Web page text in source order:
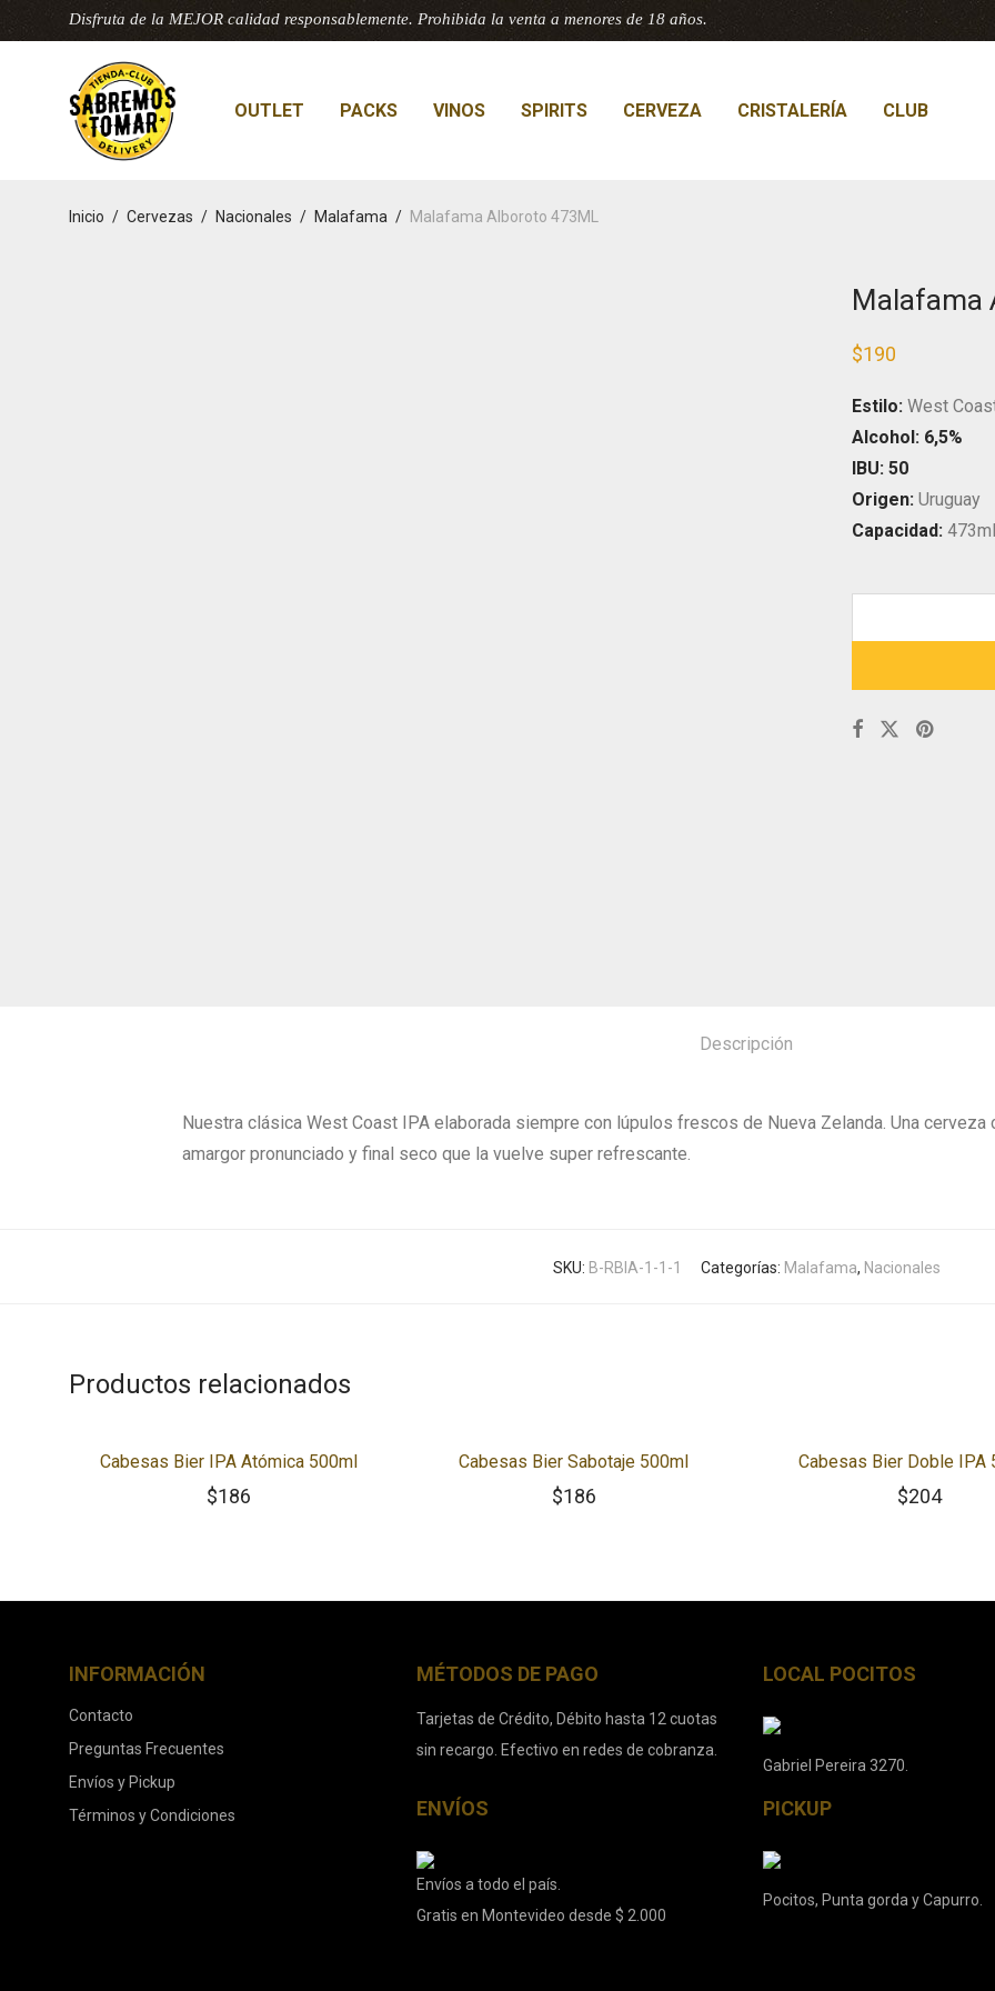
Disfruta de la MEJOR calidad responsablemente. Prohibida la venta a menores de 18 años.
OUTLET PACKS VINOS SPIRITS CERVEZA CRISTALERÍA CLUB
Inicio / Cervezas / Nacionales / Malafama / Malafama Alboroto 473ML
Malafama
$190
Estilo: West
Alcohol: 6,5%
IBU: 50
Origen: Uruguay
Capacidad: 473ml
Descripción
Nuestra clásica West Coast IPA elaborada siempre con lúpulos frescos de Nueva Zelanda. Una
amargor pronunciado y final seco que la vuelve super refrescante.
SKU: B-RBIA-1-1-1 Categorías: Malafama, Nacionales
Productos relacionados
Cabesas Bier IPA Atómica 500ml
$186
Cabesas Bier Sabotaje 500ml
$186
Cabesas Bier Doble IPA
$204
INFORMACIÓN
Contacto
Preguntas Frecuentes
Envíos y Pickup
Términos y Condiciones
MÉTODOS DE PAGO
Tarjetas de Crédito, Débito hasta 12 cuotas
sin recargo. Efectivo en redes de cobranza.
ENVÍOS
Envíos a todo el país.
Gratis en Montevideo desde $ 2.000
LOCAL POCITOS
Gabriel Pereira 3270.
PICKUP
Pocitos, Punta gorda y Capurro.